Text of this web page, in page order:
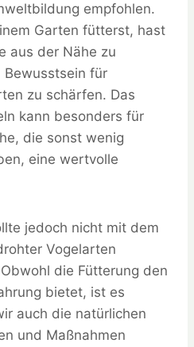
empfohlen.
Garten fütterst, hast
aus der Nähe zu
für
zu schärfen. Das
kann besonders für
die sonst wenig
eine wertvolle
jedoch nicht mit dem
Vogelarten
die Fütterung den
bietet, ist es
auch die natürlichen
und Maßnahmen